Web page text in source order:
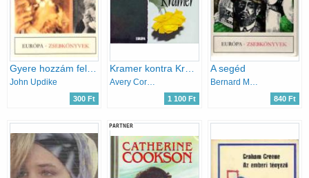
John Updike
300 Ft 1 100 Ft
A segéd
840 Ft
PARTNER